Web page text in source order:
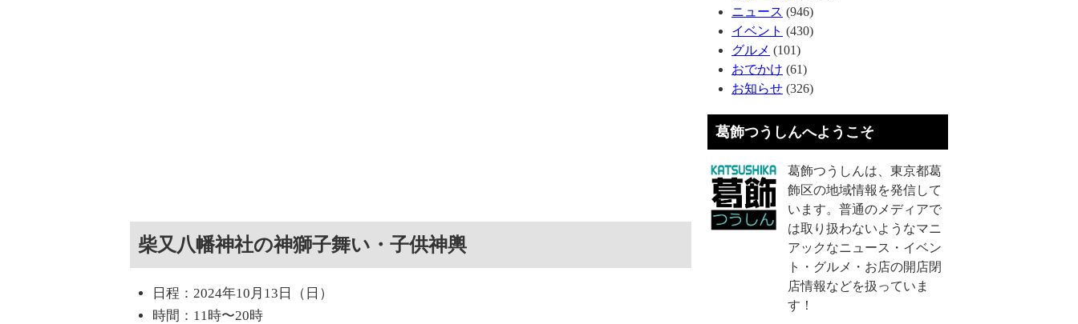
柴又八幡神社の神獅子舞い・子供神輿
日程：2024年10月13日（日）
時間：11時〜20時
ニュース (946)
イベント (430)
グルメ (101)
おでかけ (61)
お知らせ (326)
葛飾つうしんへようこそ
葛飾つうしんは、東京都葛
飾区の地域情報を発信して
います。普通のメディアで
は取り扱わないようなマニ
アックなニュース・イベン
ト・グルメ・お店の開店閉
店情報などを扱っていま
す！